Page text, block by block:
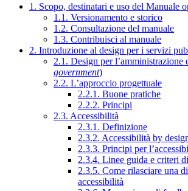
1. Scopo, destinatari e uso del Manuale
1.1. Versionamento e storico
1.2. Consultazione del manuale
1.3. Contribuisci al manuale
2. Introduzione al design per i servizi
2.1. Design per l’amministrazione
government)
2.2. L’approccio progettuale
2.2.1. Buone pratiche
2.2.2. Principi
2.3. Accessibilità
2.3.1. Definizione
2.3.2. Accessibilità by
2.3.3. Principi per
2.3.4. Linee guida e criteri
2.3.5. Come rilasciare una
accessibilità